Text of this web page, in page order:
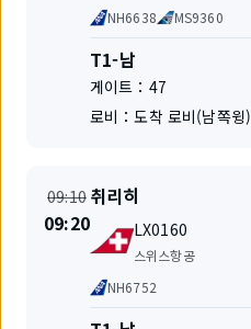
사
공
동
운
항
편
NH6638 MS9360
터
미
널
T1-남
게이트： 47
로비：도착 로비(남쪽윙)
출
발
09:10
시
간
09:20
출
발
지
취리히
편
명
LX0160
항
사
스위스항공
공
동
운
NH6752